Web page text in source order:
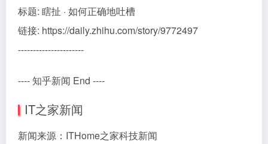
标题: 瞎扯 · 如何正确地吐槽
链接: https://daily.zhihu.com/story/9772497
----------------------
---- 知乎新闻 End ----
IT之家新闻
新闻来源：ITHome之家科技新闻